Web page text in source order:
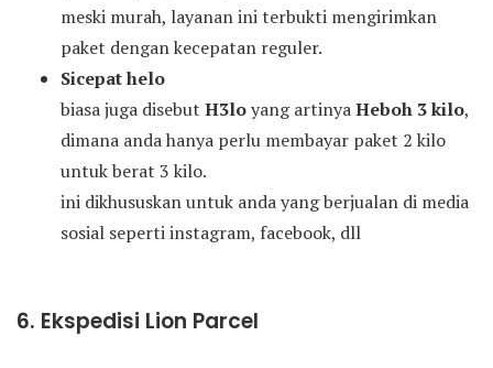
meski murah, layanan ini terbukti mengirimkan
paket dengan kecepatan reguler.
Sicepat helo
biasa juga disebut H3loyang artinyaHeboh 3 kilo,
dimana anda hanya perlu membayar paket 2 kilo
untuk berat 3 kilo.
ini dikhususkan untuk anda yang berjualan di media
sosial seperti instagram, facebook, dll
6. Ekspedisi Lion Parcel